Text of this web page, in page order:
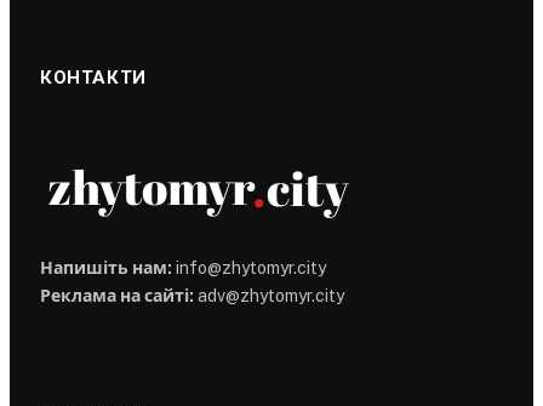
КОНТАКТИ
Напишіть нам: info@zhytomyr.city
Реклама на сайті: adv@zhytomyr.city